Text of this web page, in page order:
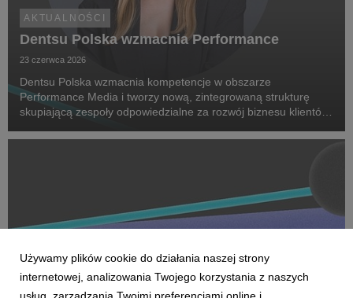
AKTUALNOŚCI
Dentsu Polska wzmacnia Performance
23 czerwca 2026
Dentsu Polska wzmacnia kompetencje w obszarze
Performance Media i tworzy nową, zintegrowaną strukturę
skupiającą zespoły odpowiedzialne za rozwój biznesu klientów
Na czele nowego obszaru stanęła Marta Bińczyk jako H...
Używamy plików cookie do działania naszej strony
internetowej, analizowania Twojego korzystania z naszych